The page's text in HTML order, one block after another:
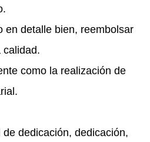
en detalle bien, reembolsar
calidad.
como la realización de
dedicación, dedicación,